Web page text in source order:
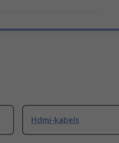
Hdmi-kabels